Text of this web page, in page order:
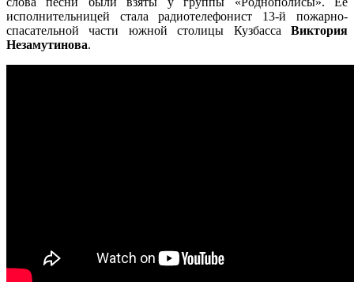
исполнительницей стала радиотелефонист 13-й пожарно-
спасательной части южной столицы Кузбасса Виктория
Незамутинова.